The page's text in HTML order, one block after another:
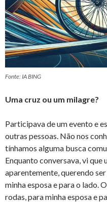
Fonte: IA BING
Uma cruz ou um milagre?
Participava de um evento e
outras pessoas. Não nos
tínhamos alguma busca
Enquanto conversava, vi que
aparentemente, querendo
minha esposa e para o lado.
rodas, para minha esposa e